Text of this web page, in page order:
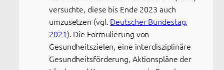
versuchte, diese bis Ende 2023 auch
umzusetzen (vgl. Deutscher Bundestag,
2021). Die Formulierung von
Gesundheitszielen, eine interdisziplinäre
Gesundheitsförderung, Aktionspläne der